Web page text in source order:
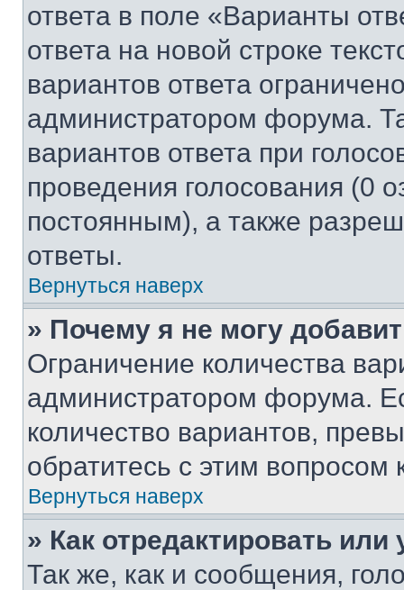
ответа в поле «Варианты
ответа на новой строке
вариантов ответа
администратором форума.
вариантов ответа при
проведения голосования (0
постоянным), а также
ответы.
Вернуться наверх
» Почему я не могу
Ограничение количества
администратором форума.
количество вариантов,
обратитесь с этим вопросом
Вернуться наверх
» Как отредактировать
Так же, как и сообщения,